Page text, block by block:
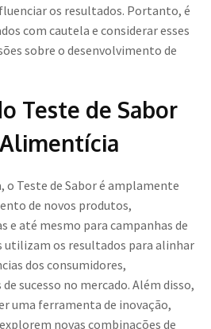
os resultados. Portanto, é
com cautela e considerar esses
sobre o desenvolvimento de
Teste de Sabor
Teste de Sabor é amplamente
de novos produtos,
e até mesmo para campanhas de
utilizam os resultados para alinhar
dos consumidores,
sucesso no mercado. Além disso,
uma ferramenta de inovação,
novas combinações de